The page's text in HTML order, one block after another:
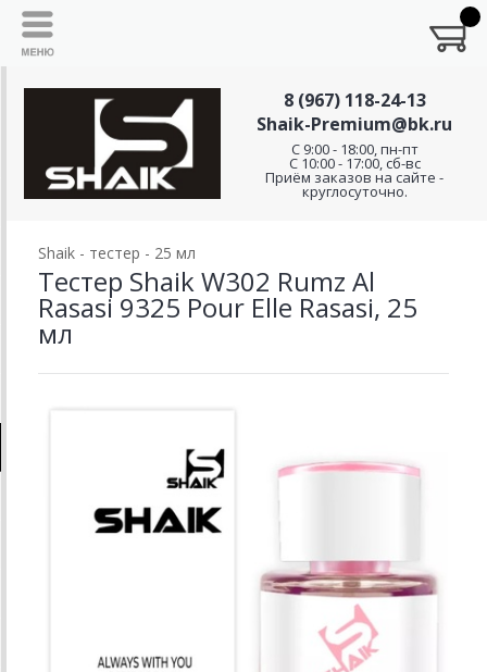
8 (967) 118-24-13
Shaik-Premium@bk.ru
C 9:00 - 18:00, пн-пт
С 10:00 - 17:00, сб-вс
Приём заказов на сайте -
круглосуточно.
Shaik - тестер - 25 мл
Тестер Shaik W302 Rumz Al
Rasasi 9325 Pour Elle Rasasi, 25
мл